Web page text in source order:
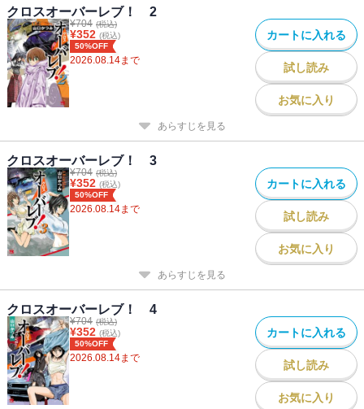
クロスオーバーレブ！ 2
¥704 (税込)
¥352 (税込)
50%OFF
2026.08.14まで
カートに入れる
試し読み
お気に入り
あらすじを見る
クロスオーバーレブ！ 3
¥704 (税込)
¥352 (税込)
50%OFF
2026.08.14まで
カートに入れる
試し読み
お気に入り
あらすじを見る
クロスオーバーレブ！ 4
¥704 (税込)
¥352 (税込)
50%OFF
2026.08.14まで
カートに入れる
試し読み
お気に入り